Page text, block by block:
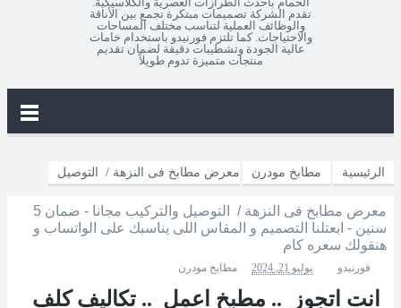
تقدم الشركة تصميمات مبتكرة تجمع بين الأناقة
والوظائف العملية لتناسب مختلف المساحات
والاحتياجات. كما تلتزم فورنيدو باستخدام خامات
عالية الجودة وتشطيبات دقيقة لضمان تقديم
منتجات متميزة تدوم طويلاً
الرئيسية مطابخ مودرن معرض مطابخ فى النزهة / التوصيل
والتركيب مجانا - ضمان 5 سنين - ابعتلنا التصميم و المقاس اللى يناسبك
على الواتساب و هنقولك سعره كام
معرض مطابخ فى النزهة / التوصيل والتركيب مجانا - ضمان 5
سنين - ابعتلنا التصميم و المقاس اللى يناسبك على الواتساب و
هنقولك سعره كام
فورنيدو يوليو 21, 2024 مطابخ مودرن